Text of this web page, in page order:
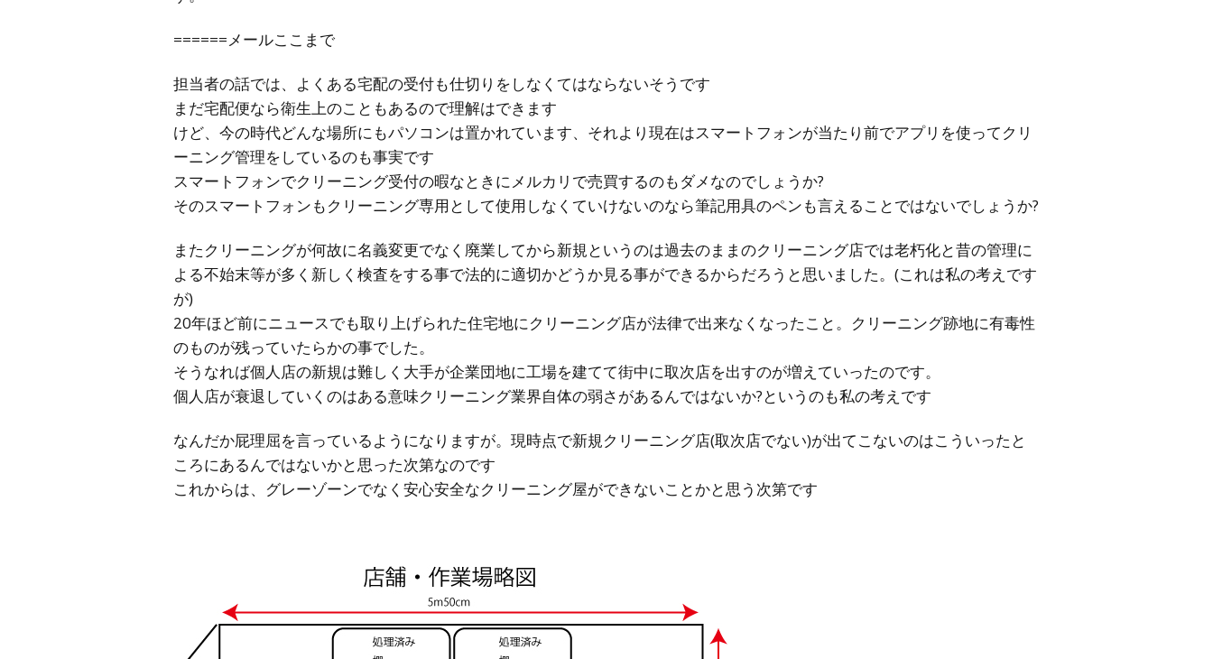
======メールここまで
担当者の話では、よくある宅配の受付も仕切りをしなくてはならないそうです
まだ宅配便なら衛生上のこともあるので理解はできます
けど、今の時代どんな場所にもパソコンは置かれています、それより現在はスマートフォンが当たり前でアプリを使ってクリ
ーニング管理をしているのも事実です
スマートフォンでクリーニング受付の暇なときにメルカリで売買するのもダメなのでしょうか?
そのスマートフォンもクリーニング専用として使用しなくていけないのなら筆記用具のペンも言えることではないでしょうか?
またクリーニングが何故に名義変更でなく廃業してから新規というのは過去のままのクリーニング店では老朽化と昔の管理に
よる不始末等が多く新しく検査をする事で法的に適切かどうか見る事ができるからだろうと思いました。(これは私の考えです
が)
20年ほど前にニュースでも取り上げられた住宅地にクリーニング店が法律で出来なくなったこと。クリーニング跡地に有毒性
のものが残っていたらかの事でした。
そうなれば個人店の新規は難しく大手が企業団地に工場を建てて街中に取次店を出すのが増えていったのです。
個人店が衰退していくのはある意味クリーニング業界自体の弱さがあるんではないか?というのも私の考えです
なんだか屁理屈を言っているようになりますが。現時点で新規クリーニング店(取次店でない)が出てこないのはこういったと
ころにあるんではないかと思った次第なのです
これからは、グレーゾーンでなく安心安全なクリーニング屋ができないことかと思う次第です